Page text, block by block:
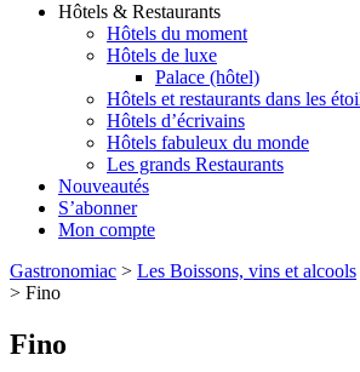
Hôtels & Restaurants
Hôtels du moment
Hôtels de luxe
Palace (hôtel)
Hôtels et restaurants dans les
Hôtels d’écrivains
Hôtels fabuleux du monde
Les grands Restaurants
Nouveautés
S’abonner
Mon compte
Gastronomiac > Les Boissons, vins et alcools
> Fino
Fino